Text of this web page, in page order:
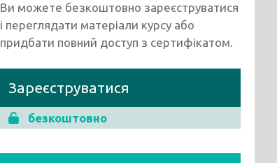
Ви можете безкоштовно зареєструватися
і переглядати матеріали курсу або
придбати повний доступ з сертифікатом.
Зареєструватися
безкоштовно